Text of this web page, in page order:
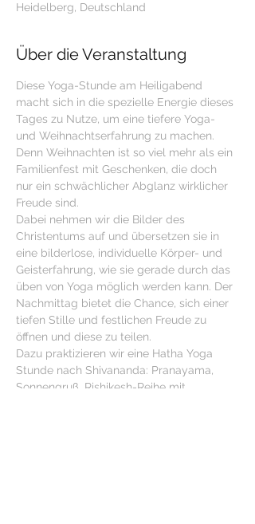
Heidelberg, Deutschland
Über die Veranstaltung
Diese Yoga-Stunde am Heiligabend
macht sich in die spezielle Energie dieses
Tages zu Nutze, um eine tiefere Yoga-
und Weihnachtserfahrung zu machen.
Denn Weihnachten ist so viel mehr als ein
Familienfest mit Geschenken, die doch
nur ein schwächlicher Abglanz wirklicher
Freude sind.
Dabei nehmen wir die Bilder des
Christentums auf und übersetzen sie in
eine bilderlose, individuelle Körper- und
Geisterfahrung, wie sie gerade durch das
üben von Yoga möglich werden kann. Der
Nachmittag bietet die Chance, sich einer
tiefen Stille und festlichen Freude zu
öffnen und diese zu teilen.
Dazu praktizieren wir eine Hatha Yoga
Stunde nach Shivananda: Pranayama,
Sonnengruß, Rishikesh-Reihe mit